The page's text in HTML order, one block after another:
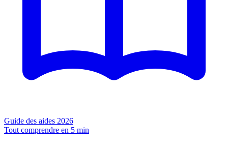
Guide des aides 2026
Tout comprendre en 5 min